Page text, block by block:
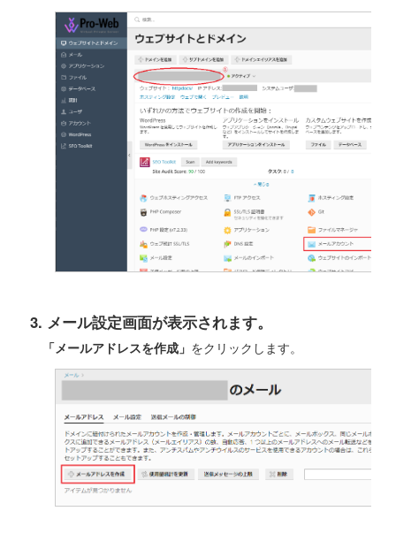
3. メール設定画面が表示されます。
「メールアドレスを作成」 をクリックします。